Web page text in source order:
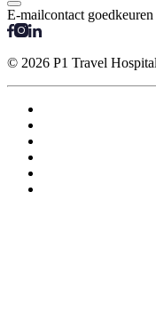
E-mailcontact goedkeuren
© 2026 P1 Travel